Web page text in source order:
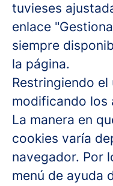
tuvieses
enlace
siempre
la página.
Restringiendo
modificando los
La manera en
cookies varía
navegador. Por
menú de ayuda